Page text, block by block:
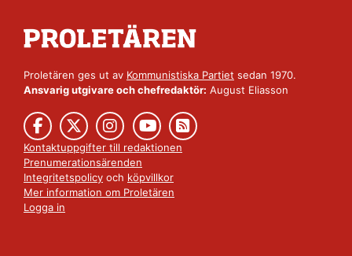
Proletären ges ut av Kommunistiska Partiet sedan 1970.
Ansvarig utgivare och chefredaktör: August Eliasson
Kontaktuppgifter till redaktionen
Prenumerationsärenden
Integritetspolicy och köpvillkor
Mer information om Proletären
Logga in